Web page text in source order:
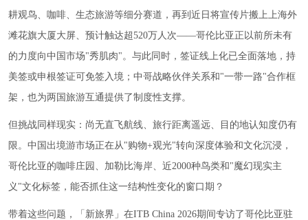
耕观鸟、咖啡、生态旅游等细分赛道，再到近日将宣传片搬上上海外
滩花旗大厦大屏、预计触达超520万人次——哥伦比亚正以前所未有
的力度向中国市场"秀肌肉"。与此同时，签证线上化已全面落地，持
美签或申根签证可免签入境；中哥战略伙伴关系和"一带一路"合作框
架，也为两国旅游互通提供了制度性支撑。
但挑战同样现实：尚无直飞航线、旅行距离遥远、目的地认知度仍有
限。中国出境游市场正在从"购物+观光"转向深度体验和文化沉浸，
哥伦比亚的咖啡庄园、加勒比海岸、近2000种鸟类和"魔幻现实主
义"文化标签，能否抓住这一结构性变化的窗口期？
带着这些问题，「新旅界」在ITB China 2026期间专访了哥伦比亚驻